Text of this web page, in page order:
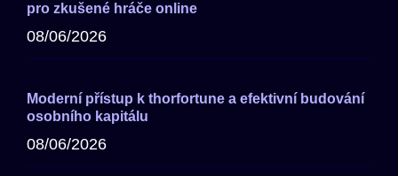
pro zkušené hráče online
08/06/2026
Moderní přístup k thorfortune a efektivní budování
osobního kapitálu
08/06/2026